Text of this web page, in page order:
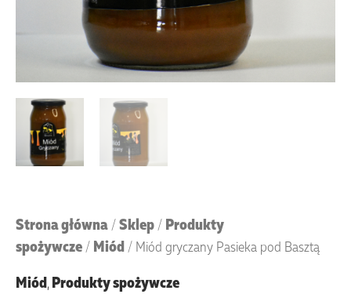
Strona główna /Sklep / Produkty
spożywcze / Miód / Miód gryczany Pasieka pod Basztą
Miód Produkty spożywcze